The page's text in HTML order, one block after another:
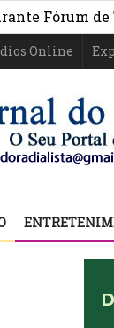
de
Online